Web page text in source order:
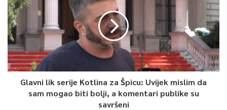
Glavni lik serije Kotlina za Špicu: Uvijek mislim da
sam mogao biti bolji, a komentari publike su
savršeni